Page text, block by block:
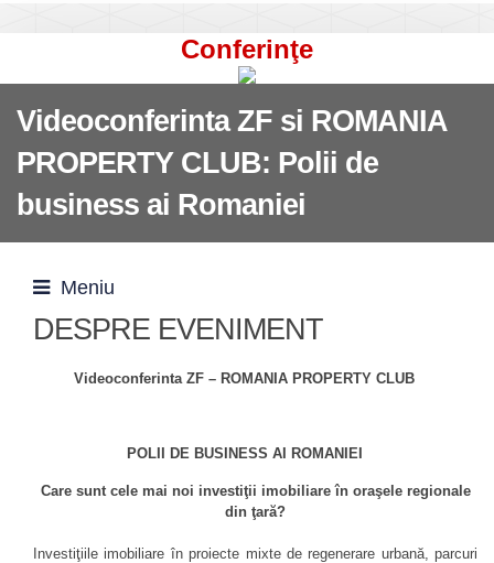
Conferinţe
Videoconferinta ZF si ROMANIA
PROPERTY CLUB: Polii de
business ai Romaniei
Meniu
DESPRE EVENIMENT
Videoconferinta ZF – ROMANIA PROPERTY CLUB
POLII DE BUSINESS AI ROMANIEI
Care sunt cele mai noi investiţii imobiliare în oraşele regionale
din ţară?
Investiţiile imobiliare în proiecte mixte de regenerare urbană, parcuri